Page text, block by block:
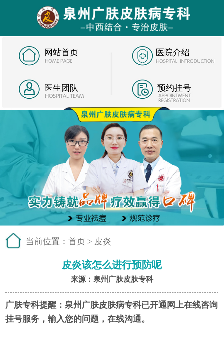
网站首页 医院介绍
医生团队 预约挂号
当前位置： 首页 > 皮炎
皮炎该怎么进行预防呢
来源：泉州广肤皮肤专科
广肤专科提醒： 泉州广肤皮肤病专科已开通网上在线咨询
挂号服务，输入您的问题，在线沟通。